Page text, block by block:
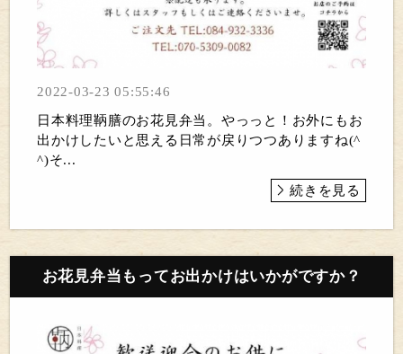
2022-03-23 05:55:46
日本料理鞆膳のお花見弁当。やっっと！お外にもお
出かけしたいと思える日常が戻りつつありますね(^
^)そ...
続きを見る
お花見弁当もってお出かけはいかがですか？